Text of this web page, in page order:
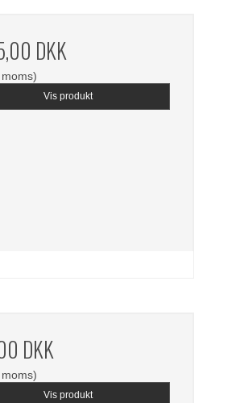
DKK
Vis produkt
DKK
Vis produkt